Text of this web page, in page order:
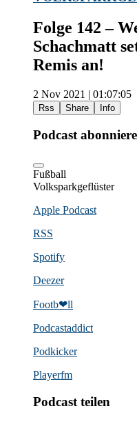
Folge 142 –
Schachmatt
Remis an!
2 Nov 2021 | 01:07:05
Rss Share Info
Podcast
Fußball
Volksparkgeflüster
Apple Podcast
RSS
Spotify
Deezer
Footb❤ll
Podcast­addict
Podkicker
Playerfm
Podcast teilen